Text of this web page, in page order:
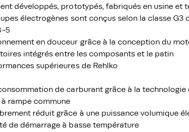
développés, prototypés, fabriqués en usine et
électrogènes sont conçus selon la classe G3
5
en douceur grâce à la conception du
intégrés entre les composants et le patin
supérieures de Rehlko
de carburant grâce à la
rampe commune
réduit grâce à une puissance volumique
de démarrage à basse température